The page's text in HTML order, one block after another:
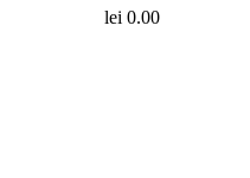
lei 0.00